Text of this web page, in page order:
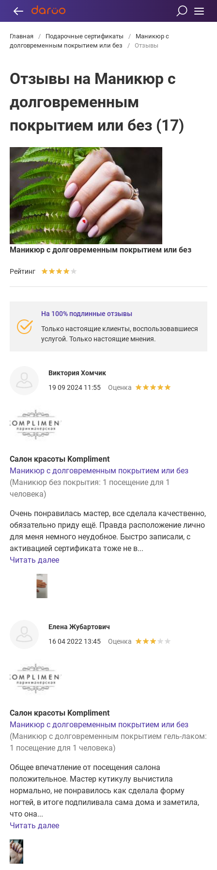
Главная / Подарочные сертификаты /
Маникюр с
долговременным покрытием или без
/ Отзывы
Отзывы на Маникюр с
долговременным
покрытием или без (17)
Маникюр с долговременным покрытием или без
Рейтинг
На 100% подлинные отзывы
Только настоящие клиенты, воспользовавшиеся
услугой. Только настоящие мнения.
Виктория Хомчик
19 09 2024 11:55
Оценка
Салон красоты Kompliment
Маникюр с долговременным покрытием или без
(Маникюр без покрытия: 1 посещение для 1
человека)
Очень понравилась мастер, все сделала качественно,
обязательно приду ещё. Правда расположение лично
для меня немного неудобное. Быстро записали, с
активацией сертификата тоже не в...
Читать далее
Елена Жубартович
16 04 2022 13:45
Оценка
Салон красоты Kompliment
Маникюр с долговременным покрытием или без
(Маникюр с долговременным покрытием гель-лаком:
1 посещение для 1 человека)
Общее впечатление от посещения салона
положительное. Мастер кутикулу вычистила
нормально, не понравилось как сделала форму
ногтей, в итоге подпиливала сама дома и заметила,
что она...
Читать далее